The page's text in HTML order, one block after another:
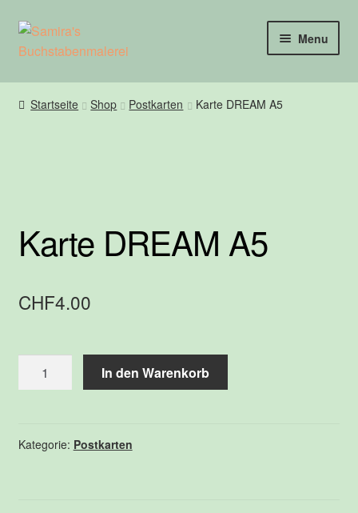
Skip
to
Skip
to
Menu
Home
Kontakt
Startseite Shop Postkarten Karte DREAM A5
Karte DREAM A5
CHF4.00
DREAM
In den Warenkorb
Kategorie: Postkarten